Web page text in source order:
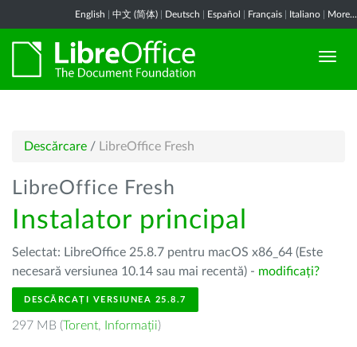
English 中文 (简体) Deutsch Español Français Italiano More...
Descărcare / LibreOffice Fresh
LibreOffice Fresh
Instalator principal
Selectat: LibreOffice 25.8.7 pentru macOS x86_64 (Este
necesară versiunea 10.14 sau mai recentă) - modificați?
DESCĂRCAȚI VERSIUNEA 25.8.7
297 MB (Torent, Informații)